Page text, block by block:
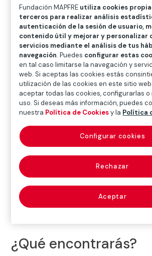
Horario: de 11:00 a 21:00 h
ntrada libre. ¡Cada compra y cada
cambiar vidas!
El próximo14 de diciembre
del Mercadillo Solidarioen elHotel
(Madrid). Una jornada única para
y ayudar a quienes más lo necesitan.
Este año, coincidiendo con el50
Fundación MAPFRE, nuestro
un objetivo muy especial:recaudar
la calidad de vida de menores con
neurológicas y metabólicas.
¿Qué encontrarás?
Fundación MAPFRE utiliza cookies
terceros para realizar análisis
autenticación de la sesión de usuario,
contenido útil y mejorar y personalizar
servicios mediante el análisis de tus
navegación. Puedes configurar estas
en tal caso limitarse la navegación y
web. Si aceptas las cookies estás
utilización de las cookies en este sitio
aceptar todas las cookies, configurarlas o
uso. Si deseas más información, puedes
nuestra Política de Cookiesy la Política
Rechazar
Aceptar
Configurar cookies